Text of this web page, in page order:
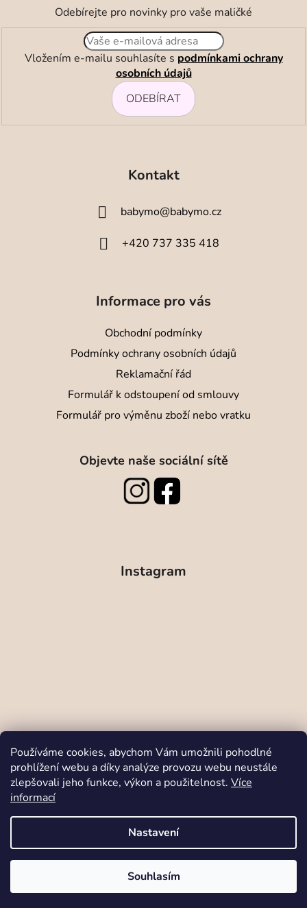
Používáme cookies, abychom Vám umožnili pohodlné
prohlížení webu a díky analýze provozu webu neustále
zlepšovali jeho funkce, výkon a použitelnost. Více
informací
Nastavení
Souhlasím
V srdci Moravy šijeme prémiové oblečení z certifikovaných materiálů
c
í
p
r
v
k
y
v
ý
s
Odebírejte pro novinky pro vaše maličké
Vložením e-mailu souhlasíte s podmínkami ochrany
osobních údajů
ODEBÍRAT
Kontakt
babymo@babymo.cz
+420 737 335 418
Informace pro vás
Obchodní podmínky
Podmínky ochrany osobních údajů
Reklamační řád
Formulář k odstoupení od smlouvy
Formulář pro výměnu zboží nebo vratku
Objevte naše sociální sítě
Instagram
Sledovat na Instagramu
Odstoupit od smlouvy
Vytvořil Shoptet
Copyright 2026Babymo.cz. Všechna práva
Designed and coded by